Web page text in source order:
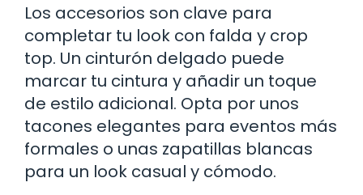
Los accesorios son clave para
completar tu look con falda y crop
top. Un cinturón delgado puede
marcar tu cintura y añadir un toque
de estilo adicional. Opta por unos
tacones elegantes para eventos más
formales o unas zapatillas blancas
para un look casual y cómodo.